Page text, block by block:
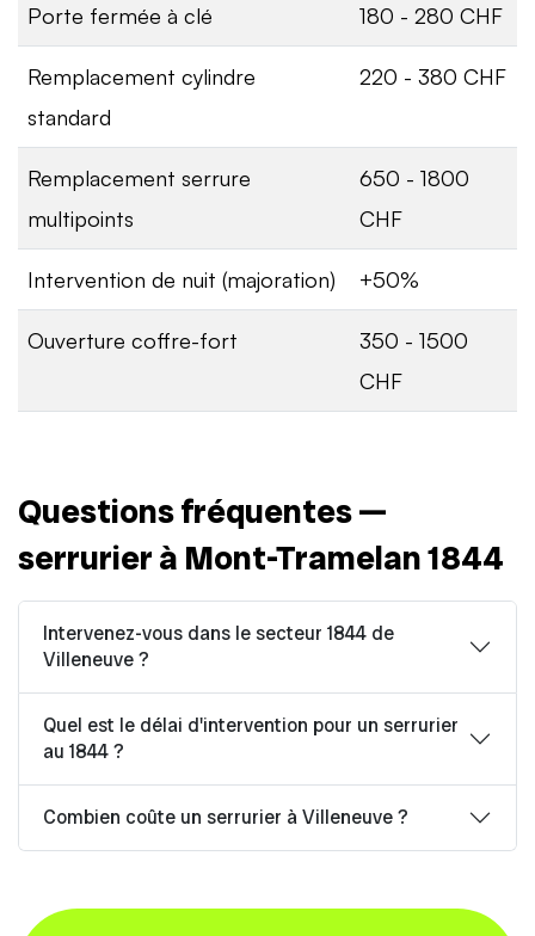
Porte fermée à clé 180 - 280 CHF
Remplacement cylindre
standard
220 - 380 CHF
Remplacement serrure
multipoints
650 - 1800
CHF
Intervention de nuit (majoration) +50%
Ouverture coffre-fort
350 - 1500
CHF
Questions fréquentes —
serrurier à Mont-Tramelan 1844
Intervenez-vous dans le secteur 1844 de
Villeneuve ?
Quel est le délai d'intervention pour un serrurier
au 1844 ?
Combien coûte un serrurier à Villeneuve ?